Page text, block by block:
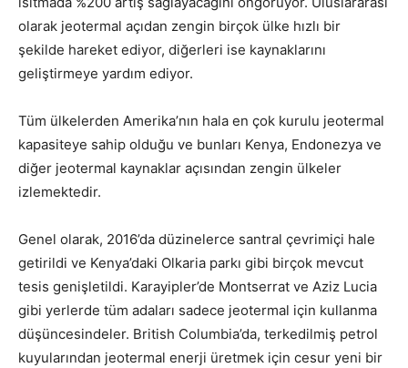
olarak jeotermal açıdan zengin birçok ülke hızlı bir
şekilde hareket ediyor, diğerleri ise kaynaklarını
geliştirmeye yardım ediyor.
Tüm ülkelerden Amerika’nın hala en çok kurulu jeotermal
kapasiteye sahip olduğu ve bunları Kenya, Endonezya ve
diğer jeotermal kaynaklar açısından zengin ülkeler
izlemektedir.
Genel olarak, 2016’da düzinelerce santral çevrimiçi hale
getirildi ve Kenya’daki Olkaria parkı gibi birçok mevcut
tesis genişletildi. Karayipler’de Montserrat ve Aziz Lucia
gibi yerlerde tüm adaları sadece jeotermal için kullanma
düşüncesindeler. British Columbia’da, terkedilmiş petrol
kuyularından jeotermal enerji üretmek için cesur yeni bir